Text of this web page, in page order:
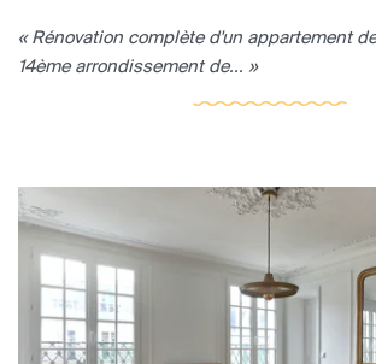
« Rénovation complète d'un appartement
14ème arrondissement de... »